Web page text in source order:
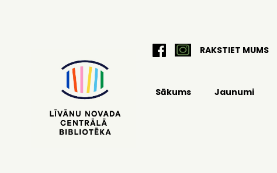
RAKSTIET MUMS
Sākums Jaunumi